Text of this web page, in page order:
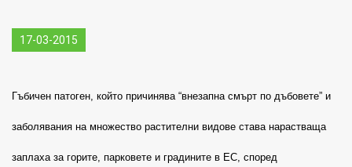
17-03-2015
Гъбичен патоген, който причинява “внезапна смърт по дъбовете” и
заболявания на множество растителни видове става нарастваща
заплаха за горите, парковете и градините в ЕС, според